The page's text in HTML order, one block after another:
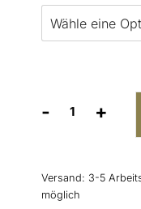
-
Kirchenheft
Menge
+
Versand: 3-5
möglich